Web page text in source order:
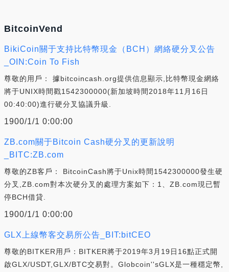
BitcoinVend
BikiCoin關于支持比特幣現金（BCH）網絡硬分叉公告
_OIN:Coin To Fish
尊敬的用戶： 據bitcoincash.org提供信息顯示,比特幣現金網絡
將于UNIX時間戳1542300000(新加坡時間2018年11月16日
00:40:00)進行硬分叉協議升級.
1900/1/1 0:00:00
ZB.com關于Bitcoin Cash硬分叉的更新說明
_BITC:ZB.com
尊敬的ZB客戶： BitcoinCash將于Unix時間1542300000發生硬
分叉,ZB.com對本次硬分叉的處理方案如下：1、ZB.com現已暫
停BCH借貸.
1900/1/1 0:00:00
GLX上線幣客交易所公告_BIT:bitCEO
尊敬的BITKER用戶：BITKER將于2019年3月19日16點正式開
啟GLX/USDT,GLX/BTC交易對。Globcoin''sGLX是一種穩定幣,